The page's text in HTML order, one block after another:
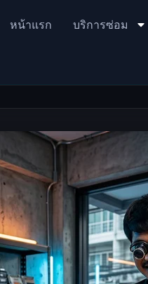
หน้าแรก บริการซ่อม